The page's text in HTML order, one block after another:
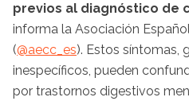
previos al diagnóstico de
informa la Asociación
(@aecc_es). Estos síntomas,
inespecíficos, pueden
por trastornos digestivos